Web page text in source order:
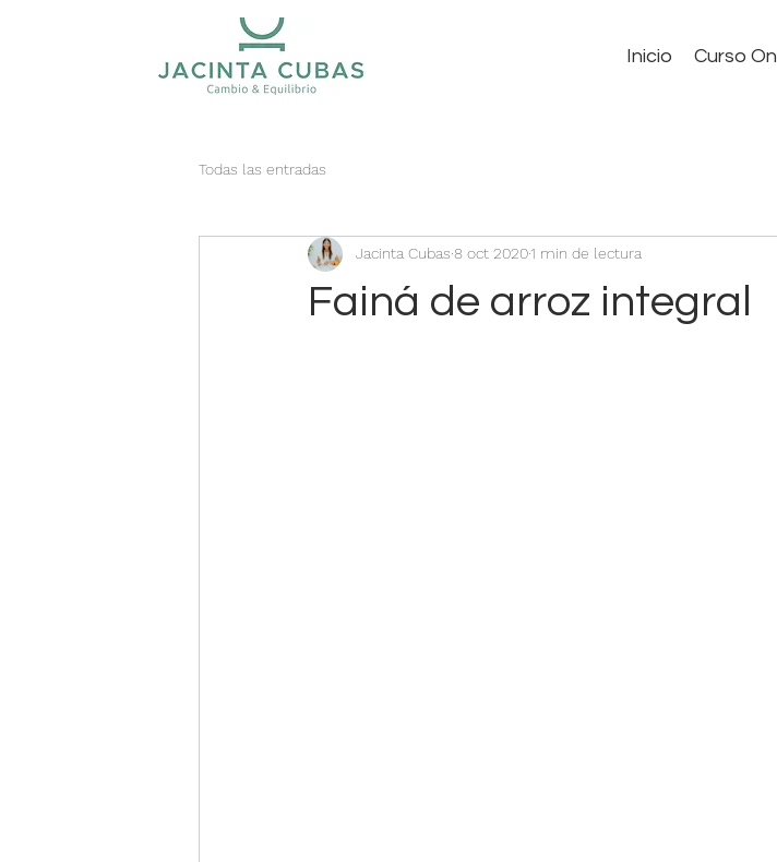
Inicio Curso
Todas las entradas
Fainá de arroz integral
Jacinta Cubas 8 oct 20201 min de lectura